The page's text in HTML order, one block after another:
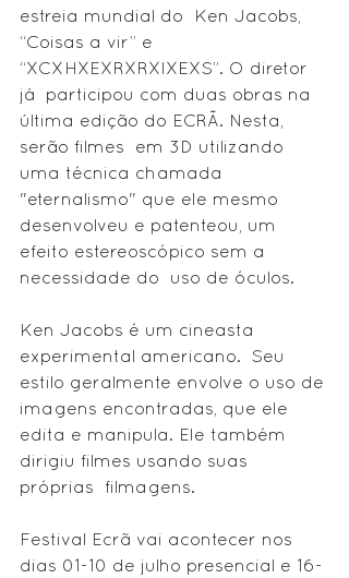
estreia mundial do  Ken Jacobs,
“Coisas a vir” e
“XCXHXEXRXRXIXEXS”. O diretor
já  participou com duas obras na
última edição do ECRÃ. Nesta,
serão filmes  em 3D utilizando
uma técnica chamada
"eternalismo" que ele mesmo
desenvolveu e patenteou, um
efeito estereoscópico sem a
necessidade do  uso de óculos.
Ken Jacobs é um cineasta
experimental americano.  Seu
estilo geralmente envolve o uso de
imagens encontradas, que ele
edita e manipula. Ele também
dirigiu filmes usando suas
próprias  filmagens.
Festival Ecrã vai acontecer nos
dias 01-10 de julho presencial e 16-